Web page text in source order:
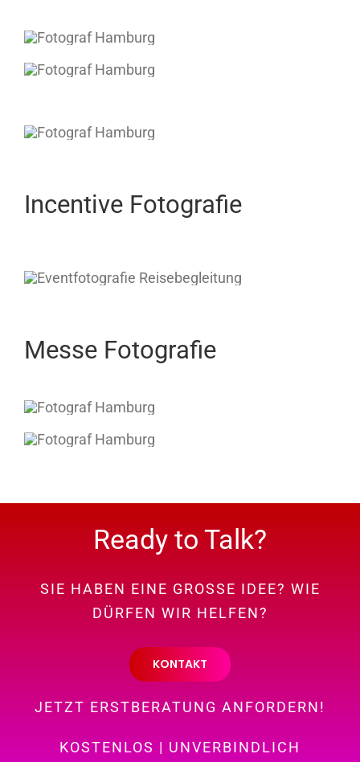
Incentive Fotografie
Messe Fotografie
Ready to Talk?
SIE HABEN EINE GROSSE IDEE? WIE
DÜRFEN WIR HELFEN?
KONTAKT
JETZT ERSTBERATUNG ANFORDERN!
KOSTENLOS | UNVERBINDLICH